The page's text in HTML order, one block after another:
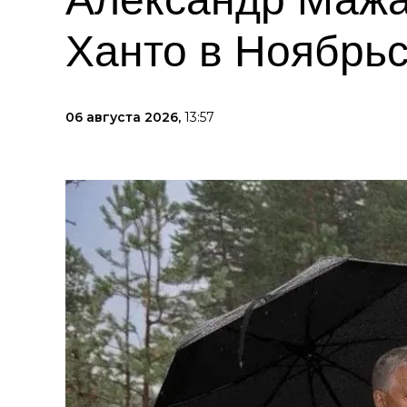
Ханто в
06 августа 2026, 13:57